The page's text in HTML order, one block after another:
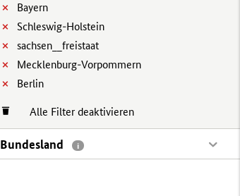
Bayern
Schleswig-Holstein
sachsen__freistaat
Mecklenburg-Vorpommern
Berlin
Alle Filter deaktivieren
Bundesland i